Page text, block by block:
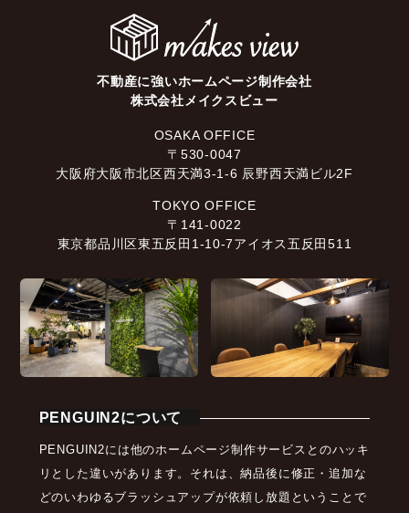
不動産に強いホームページ制作会社
株式会社メイクスビュー
OSAKA OFFICE
〒530-0047
大阪府大阪市北区西天満3-1-6 辰野西天満ビル2F
TOKYO OFFICE
〒141-0022
東京都品川区東五反田1-10-7アイオス五反田511
PENGUIN2について
PENGUIN2には他のホームページ制作サービスとのハッキ
リとした違いがあります。それは、納品後に修正・追加な
どのいわゆるブラッシュアップが依頼し放題ということで